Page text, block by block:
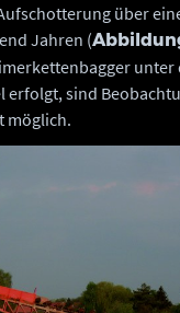
über
Jahren (
unter
erfolgt, sind
möglich.